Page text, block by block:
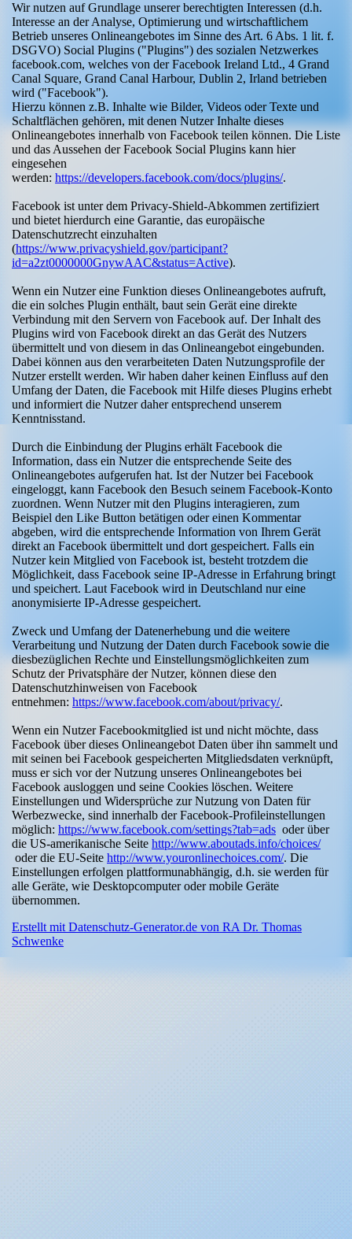
Wir nutzen auf Grundlage unserer berechtigten Interessen (d.h.
Interesse an der Analyse, Optimierung und wirtschaftlichem
Betrieb unseres Onlineangebotes im Sinne des Art. 6 Abs. 1 lit. f.
DSGVO) Social Plugins ("Plugins") des sozialen Netzwerkes
facebook.com, welches von der Facebook Ireland Ltd., 4 Grand
Canal Square, Grand Canal Harbour, Dublin 2, Irland betrieben
wird ("Facebook").
Hierzu können z.B. Inhalte wie Bilder, Videos oder Texte und
Schaltflächen gehören, mit denen Nutzer Inhalte dieses
Onlineangebotes innerhalb von Facebook teilen können. Die Liste
und das Aussehen der Facebook Social Plugins kann hier
eingesehen
werden: https://developers.facebook.com/docs/plugins/.
Facebook ist unter dem Privacy-Shield-Abkommen zertifiziert
und bietet hierdurch eine Garantie, das europäische
Datenschutzrecht einzuhalten
(https://www.privacyshield.gov/participant?
id=a2zt0000000GnywAAC&status=Active).
Wenn ein Nutzer eine Funktion dieses Onlineangebotes aufruft,
die ein solches Plugin enthält, baut sein Gerät eine direkte
Verbindung mit den Servern von Facebook auf. Der Inhalt des
Plugins wird von Facebook direkt an das Gerät des Nutzers
übermittelt und von diesem in das Onlineangebot eingebunden.
Dabei können aus den verarbeiteten Daten Nutzungsprofile der
Nutzer erstellt werden. Wir haben daher keinen Einfluss auf den
Umfang der Daten, die Facebook mit Hilfe dieses Plugins erhebt
und informiert die Nutzer daher entsprechend unserem
Kenntnisstand.
Durch die Einbindung der Plugins erhält Facebook die
Information, dass ein Nutzer die entsprechende Seite des
Onlineangebotes aufgerufen hat. Ist der Nutzer bei Facebook
eingeloggt, kann Facebook den Besuch seinem Facebook-Konto
zuordnen. Wenn Nutzer mit den Plugins interagieren, zum
Beispiel den Like Button betätigen oder einen Kommentar
abgeben, wird die entsprechende Information von Ihrem Gerät
direkt an Facebook übermittelt und dort gespeichert. Falls ein
Nutzer kein Mitglied von Facebook ist, besteht trotzdem die
Möglichkeit, dass Facebook seine IP-Adresse in Erfahrung bringt
und speichert. Laut Facebook wird in Deutschland nur eine
anonymisierte IP-Adresse gespeichert.
Zweck und Umfang der Datenerhebung und die weitere
Verarbeitung und Nutzung der Daten durch Facebook sowie die
diesbezüglichen Rechte und Einstellungsmöglichkeiten zum
Schutz der Privatsphäre der Nutzer, können diese den
Datenschutzhinweisen von Facebook
entnehmen: https://www.facebook.com/about/privacy/.
Wenn ein Nutzer Facebookmitglied ist und nicht möchte, dass
Facebook über dieses Onlineangebot Daten über ihn sammelt und
mit seinen bei Facebook gespeicherten Mitgliedsdaten verknüpft,
muss er sich vor der Nutzung unseres Onlineangebotes bei
Facebook ausloggen und seine Cookies löschen. Weitere
Einstellungen und Widersprüche zur Nutzung von Daten für
Werbezwecke, sind innerhalb der Facebook-Profileinstellungen
möglich: https://www.facebook.com/settings?tab=ads oder über
die US-amerikanische Seite http://www.aboutads.info/choices/
oder die EU-Seite http://www.youronlinechoices.com/. Die
Einstellungen erfolgen plattformunabhängig, d.h. sie werden für
alle Geräte, wie Desktopcomputer oder mobile Geräte
übernommen.
Erstellt mit Datenschutz-Generator.de von RA Dr. Thomas
Schwenke